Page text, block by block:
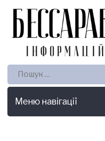
Пошук:
Меню навігації